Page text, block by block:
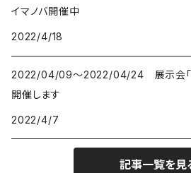
プリント
イヌ-DOGS
シカ - DEERS
2013 きのうのすきま2
2013 a69かみもの展
イマノバ開催中
2022/4/18
2022/04/09～2022/04/24 展示会「
開催します
2022/4/7
記事一覧を見